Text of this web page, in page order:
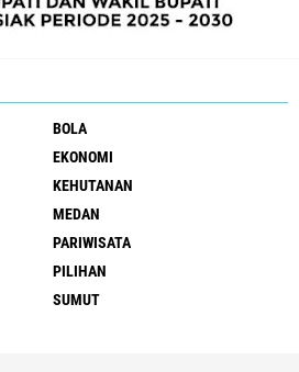
BOLA
EKONOMI
KEHUTANAN
MEDAN
PARIWISATA
PILIHAN
SUMUT